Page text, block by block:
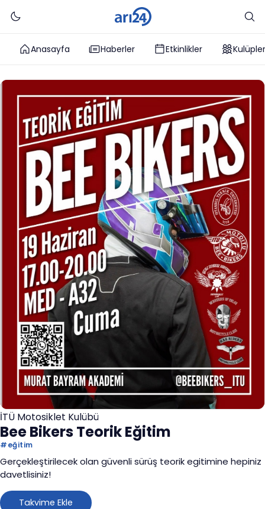
Anasayfa Haberler Etkinlikler Kulüpler
İTÜ Motosiklet Kulübü
Bee Bikers Teorik Eğitim
#eğitim
Gerçekleştirilecek olan güvenli sürüş teorik egitimine hepiniz
davetlisiniz!
Takvime Ekle